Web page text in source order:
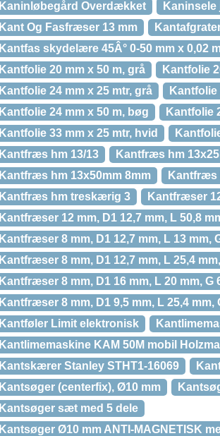
Kaninløbegård Overdækket
Kaninsele
Kant Og Fasfræser 13 mm
Kantfas skydelære 45Â° 0-50 mm x 0,02
Kantfolie 20 mm x 50 m, grå
Kantfolie
Kantfolie 24 mm x 25 mtr, grå
Kantfolie
Kantfolie 24 mm x 50 m, bøg
Kantfolie
Kantfolie 33 mm x 25 mtr, hvid
Kantfræs hm 13/13
Kantfræs hm
Kantfræs hm 13x50mm 8mm
Kantfræs
Kantfræs hm treskærig 3
Kantfræser
Kantfræser 12 mm, D1 12,7 mm, L 50,8
Kantfræser 8 mm, D1 12,7 mm, L 13 mm,
Kantfræser 8 mm, D1 12,7 mm, L 25,4
Kantfræser 8 mm, D1 16 mm, L 20 mm, G
Kantfræser 8 mm, D1 9,5 mm, L 25,4 mm,
Kantføler Limit elektronisk
Kantlimemaskine KAM 50M mobil
Kantskærer Stanley STHT1-16069
Kantsøger (centerfix), Ø10 mm
Kantsøger sæt med 5 dele
Kantsøger Ø10 mm ANTI-MAGNETISK